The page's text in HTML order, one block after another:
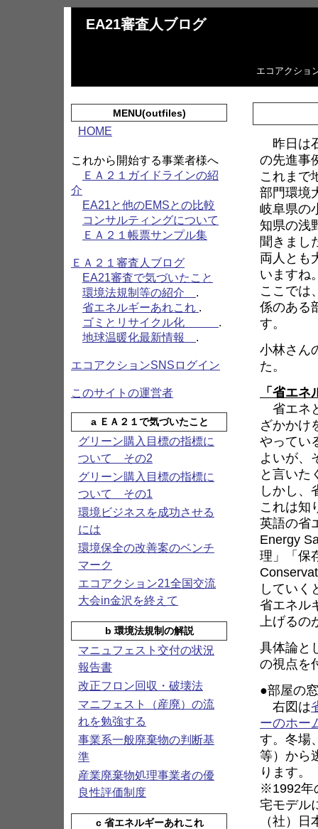
EA21審査人ブログ
エコアクショ
昨日は
の先進事
これまで
部門環境
岐阜県の
知県の浅
聞きまし
両人とも
いますね
ここでは
係のある
す。
小林さん
た。
「省エ
省エネ
ざかかけ
やってい
よいが、
と言いた
しかし、
これは知
英語の省
Energy
理」「保
していく
省エネル
上げる
具体論と
の視点を
●部屋の
右図は
ーのホー
す。冬場
等）から
ります。
※1992年
宅モデル
（社）
MENU(outfiles)
HOME
これから開始する事業者様へ
ＥＡ２１ガイドラインの紹
介
EA21と他のEMSとの比較
コンサルティングについて
ＥＡ２１帳票サンプル集
ＥＡ２１審査人ブログ
EA21審査で気づいたこと
環境法規制等の紹介 .
省エネルギーあれこれ .
ゴミとリサイクル化 .
地球温暖化最新情報 .
エコアクションSNSログイン
このサイトの運営者
a ＥＡ２１で気づいたこと
グリーン購入目標の指標に
ついて その2
グリーン購入目標の指標に
ついて その1
環境ビジネスを成功させる
には
環境保全の改善案のベンチ
マーク
エコアクション21全国交流
大会in金沢を終えて
b 環境法規制の解説
マニュフェスト交付の状況
報告書
改正フロン回収・破壊法
マニフェスト（産廃）の流
れを勉強する
事業系一般廃棄物の判断基
準
産業廃棄物処理事業者の優
良性評価制度
c 省エネルギーあれこれ